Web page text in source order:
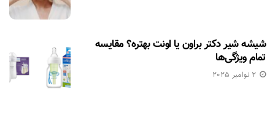
شیشه شیر دکتر براون یا اونت بهتره؟ مقایسه
تمام ویژگی‌ها
2 نوامبر 2025